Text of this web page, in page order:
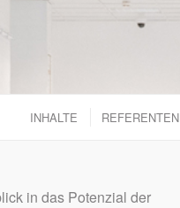
INHALTE REFERENTEN
in das Potenzial der